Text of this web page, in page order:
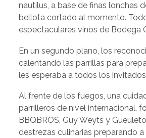
nautilus, a base de finas lonchas
bellota cortado al momento.
espectaculares vinos de Bodega
En un segundo plano, los
calentando las parrillas para
les esperaba a todos los
Al frente de los fuegos, una
parrilleros de nivel internacional,
BBQBROS, Guy Weyts y
destrezas culinarias preparando